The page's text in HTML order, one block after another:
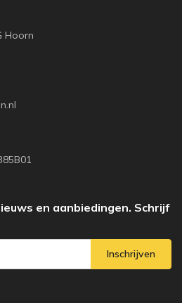
Hoorn
en aanbiedingen. Schrijf
Inschrijven